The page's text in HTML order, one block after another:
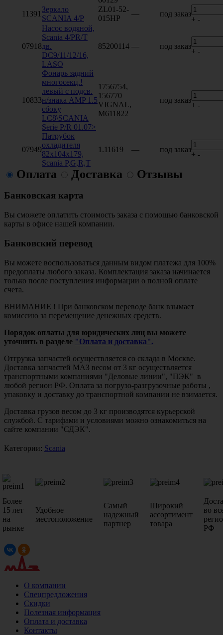
11391
Зеркало
SCANIA 4/P
ZL01-52-
015HP
— под заказ
+ -
07918
Насос водяной,
Scania 4/PR/T
дв.
DC9/11/12/16,
LASO
85200114 — под заказ
+ -
10833
Фонарь задний
многосекц.!
левый с подсв.
н/знака AMP 1.5
сбоку
LC8\SCANIA
Serie P/R 01.07>
1756754,
156770
VIGNAL,
М611822
— под заказ
+ -
07949
Патрубок
охладителя
82х104х179,
Scania P,G,R,T
1.11619 — под заказ
+ -
Оплата Доставка Отзывы
Банковская карта
Вы сможете оплатить стоимость заказа с помощью банковской
карты в офисе нашей компании.
Банковский перевод
Вы можете воспользоваться данным видом платежа для 100%
предоплаты любого заказа. Комплектация заказа начинается
только после поступления информации о полной оплате
счета.
ВНИМАНИЕ ! При банковском переводе банк взымает
комиссию за перемещение денежных средств.
Порядок оплаты для юридических лиц вы можете
уточнить в разделе "Оплата и доставка".
Отгрузка запчастей осуществляется со склада в Москве.
Доставка запчастей МАЗ весом от 3 кг осуществляется
транспортными компаниями "Деловые линии", "ПЭК" в
любой регион РФ. Оплата за погрузо-разгрузочные работы ,
упаковку и доставку до транспортной компании не взимается.
Доставка грузов весом до 3 кг производятся курьерской
службой. С тарифами и условиями можно ознакомиться на
сайте компании "СДЭК".
Категории: Scania
Более
15 лет
на
рынке
Удобное
местоположение
Самый
надежный
партнер
Широкий
ассортимент
товара
во
РФ
О компании
Спецпредложения
Скидки
Полезная информация
Оплата и доставка
Контакты